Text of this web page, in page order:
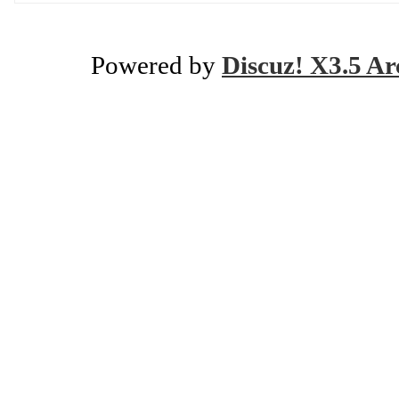
Powered by Discuz! X3.5